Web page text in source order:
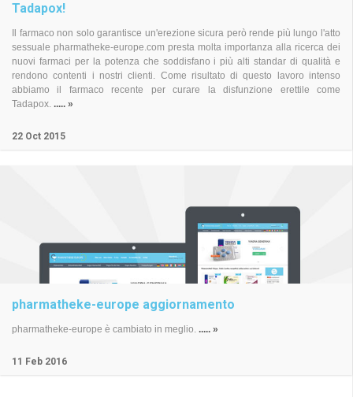
Tadapox!
Il farmaco non solo garantisce un'erezione sicura però rende più lungo l'atto
sessuale pharmatheke-europe.com presta molta importanza alla ricerca dei
nuovi farmaci per la potenza che soddisfano i più alti standar di qualità e
rendono contenti i nostri clienti. Come risultato di questo lavoro intenso
abbiamo il farmaco recente per curare la disfunzione erettile come
Tadapox. ..... »
22 Oct 2015
pharmatheke-europe aggiornamento
pharmatheke-europe è cambiato in meglio. ..... »
11 Feb 2016